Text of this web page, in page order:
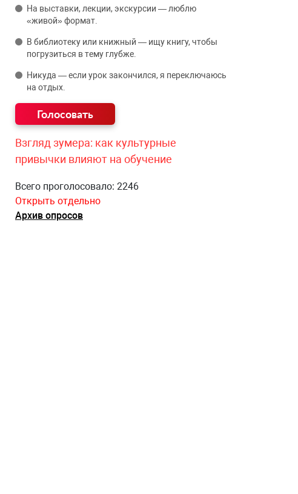
На выставки, лекции, экскурсии — люблю
«живой» формат.
В библиотеку или книжный — ищу книгу, чтобы
погрузиться в тему глубже.
Никуда — если урок закончился, я переключаюсь
на отдых.
Взгляд зумера: как культурные
привычки влияют на обучение
Всего проголосовало: 2246
Открыть отдельно
Архив опросов